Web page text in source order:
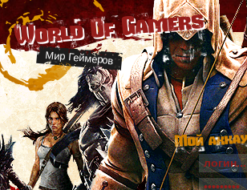
World Of Gamers
Мир Геймеров
Мой